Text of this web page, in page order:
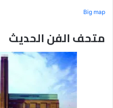
Big map
متحف الفن الحديث